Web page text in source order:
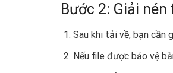
Bước 2: Giải
Sau khi tải về, bạn cần
Nếu file được bảo vệ